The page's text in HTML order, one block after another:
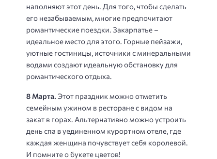
наполняют этот день. Для того, чтобы сделать
его незабываемым, многие предпочитают
романтические поездки. Закарпатье –
идеальное место для этого. Горные пейзажи,
уютные гостиницы, источники с минеральными
водами создают идеальную обстановку для
романтического отдыха.
8 Марта. Этот праздник можно отметить
семейным ужином в ресторане с видом на
закат в горах. Альтернативно можно устроить
день спа в уединенном курортном отеле, где
каждая женщина почувствует себя королевой.
И помните о букете цветов!